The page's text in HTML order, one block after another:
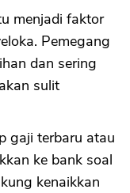
menjadi faktor
Pemegang
dan sering
sulit
gaji terbaru atau
ke bank soal
kenaikkan